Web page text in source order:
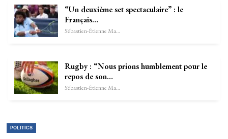
“Un deuxième set spectaculaire” : le
Français…
Sébastien-Étienne Marechal
Rugby : “Nous prions humblement pour le
repos de son…
Sébastien-Étienne Marechal
POLITICS